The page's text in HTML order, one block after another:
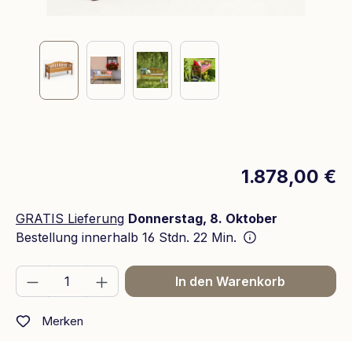
1.878,00 €
GRATIS Lieferung Donnerstag, 8. Oktober
Bestellung innerhalb 16 Stdn. 22 Min.
Produkt Anzahl: Gib den gewünschten
In den Warenkorb
Merken